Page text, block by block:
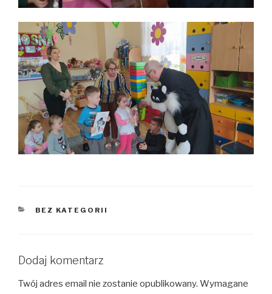
KATEGORIE
BEZ KATEGORII
Dodaj komentarz
Twój adres email nie zostanie opublikowany. Wymagane